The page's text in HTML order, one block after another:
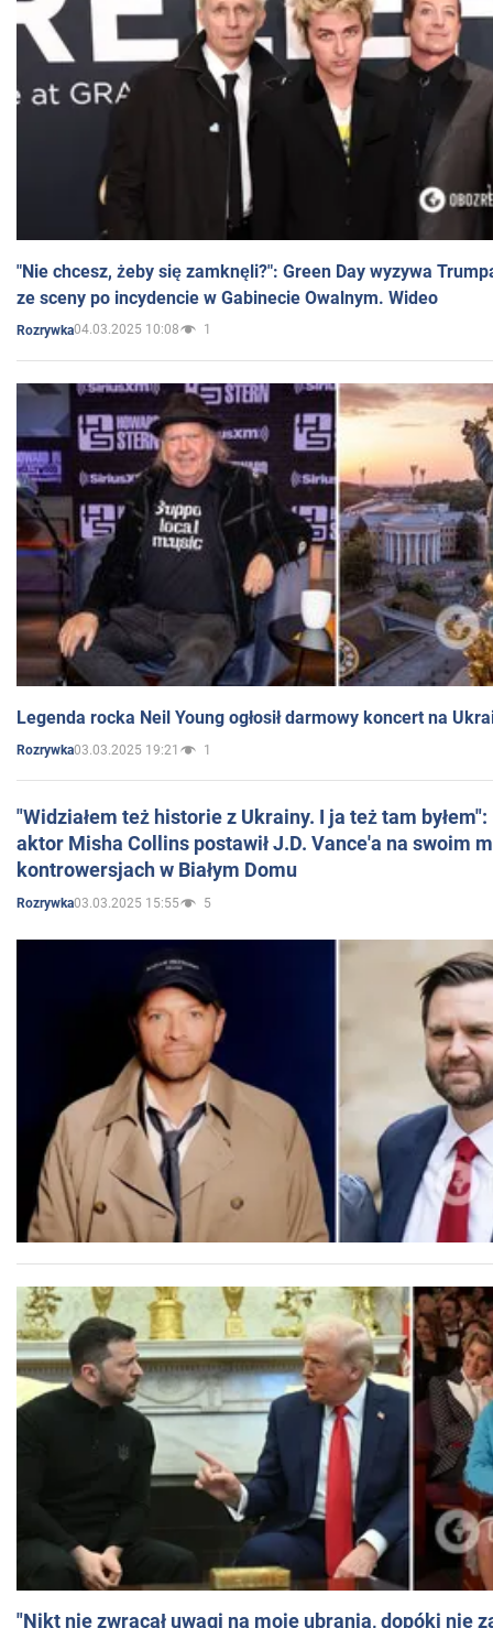
"Nie chcesz, żeby się zamknęli?": Green Day wyzywa
ze sceny po incydencie w Gabinecie Owalnym. Wideo
Rozrywka04.03.2025 10:08 1
Legenda rocka Neil Young ogłosił darmowy koncert na
Rozrywka03.03.2025 19:21 1
"Widziałem też historie z Ukrainy. I ja też tam
aktor Misha Collins postawił J.D. Vance'a na swoim
kontrowersjach w Białym Domu
Rozrywka03.03.2025 15:55 5
"Nikt nie zwracał uwagi na moje ubrania, dopóki nie